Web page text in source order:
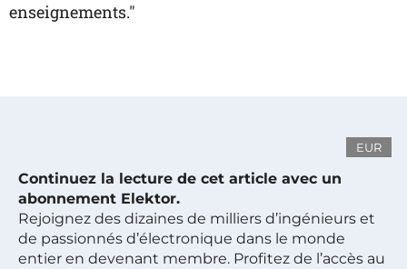
enseignements."
EUR
Continuez la lecture de cet article avec un
abonnement Elektor.
Rejoignez des dizaines de milliers d’ingénieurs et
de passionnés d’électronique dans le monde
entier en devenant membre. Profitez de l’accès au